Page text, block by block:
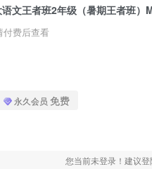
付费后查看
永久会员 免费
您当前未登录！建议